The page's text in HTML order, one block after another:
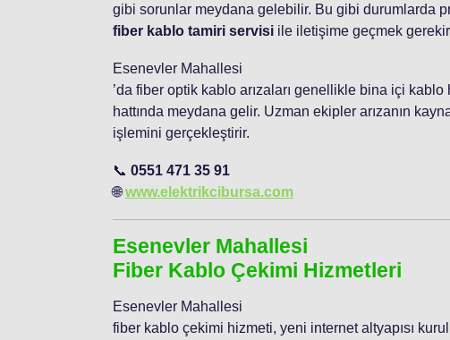
gibi sorunlar meydana gelebilir. Bu gibi durumlarda
fiber kablo tamiri servisi ile iletişime geçmek
Esenevler Mahallesi
’da fiber optik kablo arızaları genellikle bina içi
hattında meydana gelir. Uzman ekipler arızanın
işlemini gerçekleştirir.
📞 0551 471 35 91
🌐www.elektrikcibursa.com
Esenevler Mahallesi
Fiber Kablo Çekimi Hizmetleri
Esenevler Mahallesi
fiber kablo çekimi hizmeti, yeni internet altyapısı